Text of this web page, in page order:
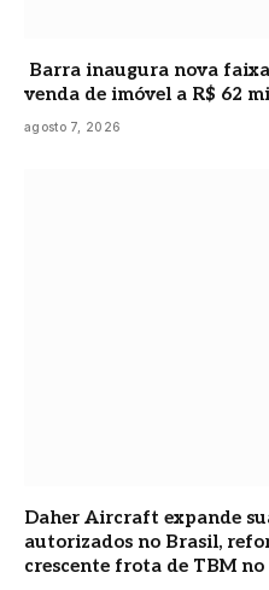
Barra inaugura nova
venda de imóvel a R$ 62
agosto 7, 2026
Daher Aircraft expande
autorizados no Brasil,
crescente frota de TBM no